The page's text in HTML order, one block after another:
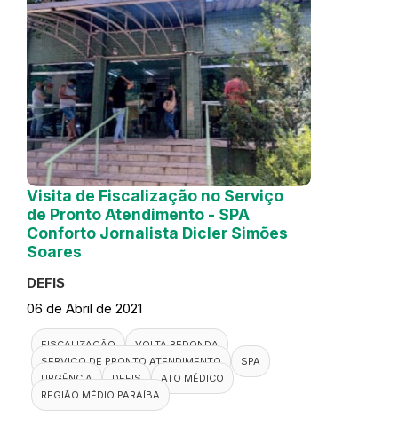
Visita de Fiscalização no Serviço
de Pronto Atendimento - SPA
Conforto Jornalista Dicler Simões
Soares
DEFIS
06 de Abril de 2021
FISCALIZAÇÃO
VOLTA REDONDA
SERVIÇO DE PRONTO ATENDIMENTO
SPA
URGÊNCIA
DEFIS
ATO MÉDICO
REGIÃO MÉDIO PARAÍBA